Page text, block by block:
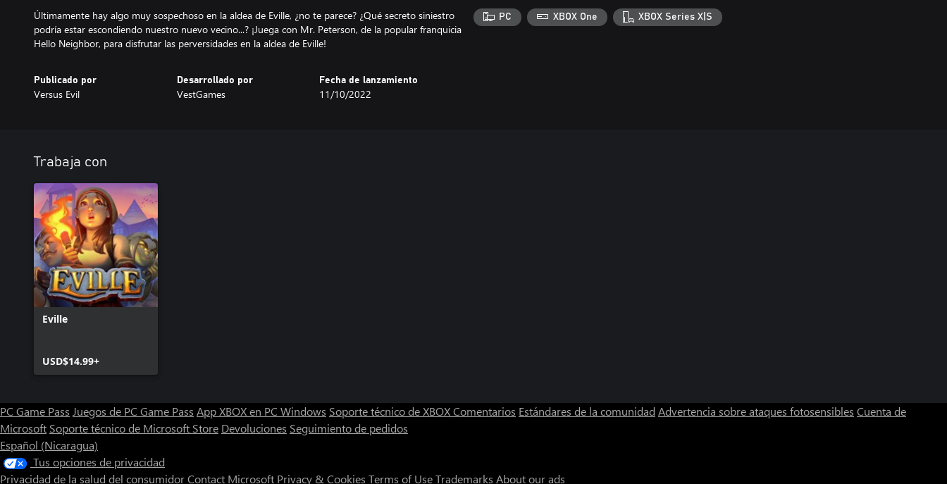
Últimamente hay algo muy sospechoso en la aldea de Eville, ¿no te parece? ¿Qué secreto siniestro
podría estar escondiendo nuestro nuevo vecino...? ¡Juega con Mr. Peterson, de la popular franquicia
Hello Neighbor, para disfrutar las perversidades en la aldea de Eville!
Publicado por
Versus Evil
Desarrollado por
VestGames
Fecha de lanzamiento
11/10/2022
PC XBOX One XBOX Series X|S
Trabaja con
Eville
USD$14.99+
PC Game Pass Juegos de PC Game Pass App XBOX en PC Windows Soporte técnico de XBOXComentarios Estándares de la comunidad Advertencia sobre ataques fotosensibles Cuenta de
Microsoft Soporte técnico de Microsoft Store Devoluciones Seguimiento de pedidos
Español (Nicaragua)
Tus opciones de privacidad
Privacidad de la salud del consumidorContact Microsoft Privacy & Cookies Terms of UseTrademarks About our ads